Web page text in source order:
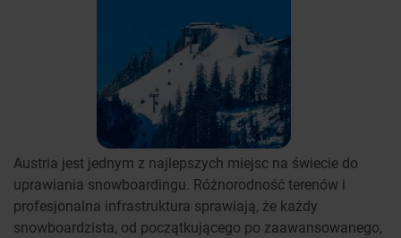
Austria jest jednym z najlepszych miejsc na świecie do
uprawiania snowboardingu. Różnorodność terenów i
profesjonalna infrastruktura sprawiają, że każdy
snowboardzista, od początkującego po zaawansowanego,